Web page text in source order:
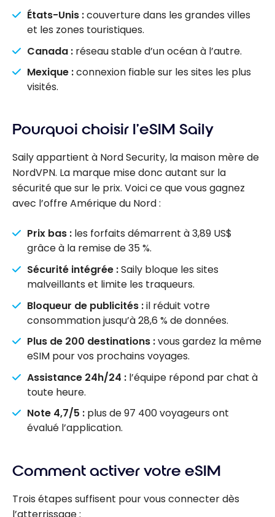
États-Unis :couverture dans les grandes villes
et les zones touristiques.
Canada : réseau stable d’un océan à l’autre.
Mexique :connexion fiable sur les sites les plus
visités.
Pourquoi choisir l’eSIM Saily
Saily appartient à Nord Security, la maison mère de
NordVPN. La marque mise donc autant sur la
sécurité que sur le prix. Voici ce que vous gagnez
avec l’offre Amérique du Nord :
Prix bas : les forfaits démarrent à 3,89 US$
grâce à la remise de 35 %.
Sécurité intégrée :Saily bloque les sites
malveillants et limite les traqueurs.
Bloqueur de publicités :il réduit votre
consommation jusqu’à 28,6 % de données.
Plus de 200 destinations :vous gardez la même
eSIM pour vos prochains voyages.
Assistance 24h/24 : l’équipe répond par chat à
toute heure.
Note 4,7/5 : plus de 97 400 voyageurs ont
évalué l’application.
Comment activer votre eSIM
Trois étapes suffisent pour vous connecter dès
l’atterrissage :